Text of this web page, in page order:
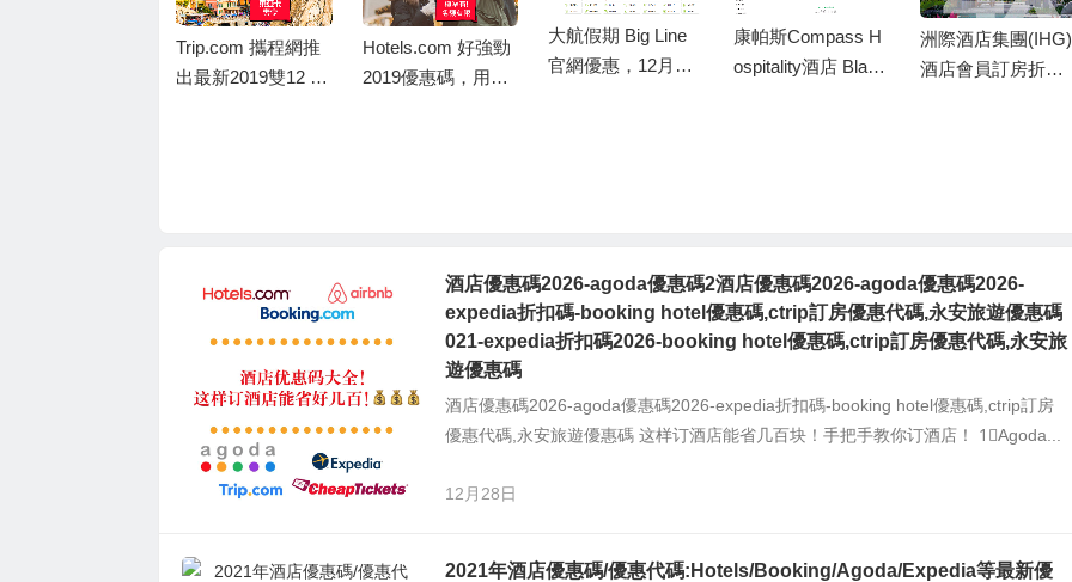
Trip.com 攜程網推
出最新2019雙12 酒
Hotels.com 好強勁
2019優惠碼，用銀
大航假期 Big Line
官網優惠，12月逢
康帕斯Compass H
ospitality酒店 Black
洲際酒店集團(IHG)
酒店會員訂房折扣,
酒店優惠碼2026-agoda優惠碼2酒店優惠碼2026-agoda優惠碼2026-
expedia折扣碼-booking hotel優惠碼,ctrip訂房優惠代碼,永安旅遊優惠碼
021-expedia折扣碼2026-booking hotel優惠碼,ctrip訂房優惠代碼,永安旅
遊優惠碼
酒店優惠碼2026-agoda優惠碼2026-expedia折扣碼-booking hotel優惠碼,ctrip訂房
優惠代碼,永安旅遊優惠碼 这样订酒店能省几百块！手把手教你订酒店！ 1⃣️Agoda...
12月28日
2021年酒店優惠碼/優惠代碼:Hotels/Booking/Agoda/Expedia等最新優